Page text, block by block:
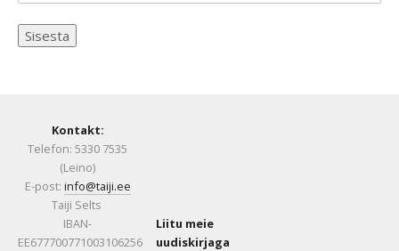
Kontakt:
Telefon: 5330 7535
(Leino)
E-post: info@taiji.ee
Taiji Selts
IBAN-
EE677700771003106256
Liitu meie
uudiskirjaga